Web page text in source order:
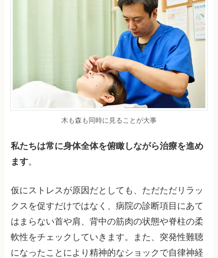
木も森も同時に見ることが大事
私たちは常に身体全体を俯瞰しながら治療を進め
ます。
仮にストレスが原因だとしても、ただただリラッ
クスを促すだけではなく、病院の診断項目にあて
はまらない首や肩、背中の筋肉の状態や脊柱の柔
軟性をチェックしていきます。また、突発性難聴
になったことにより精神的なショックで自律神経